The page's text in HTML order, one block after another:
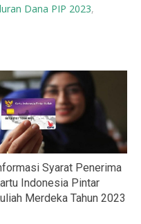
Dana PIP 2023,
Syarat Penerima
Indonesia Pintar
Merdeka Tahun 2023